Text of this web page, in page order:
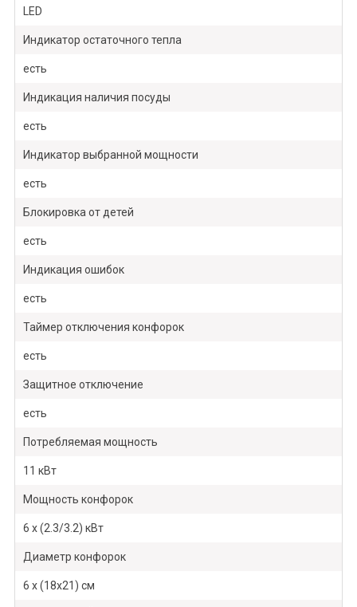
LED
Индикатор остаточного тепла
есть
Индикация наличия посуды
есть
Индикатор выбранной мощности
есть
Блокировка от детей
есть
Индикация ошибок
есть
Таймер отключения конфорок
есть
Защитное отключение
есть
Потребляемая мощность
11 кВт
Мощность конфорок
6 х (2.3/3.2) кВт
Диаметр конфорок
6 х (18х21) см